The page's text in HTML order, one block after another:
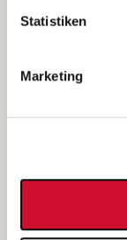
unserer
Statistiken
Marketing
(Ein
e.V.)
Bewerbung als
Bewerbung als